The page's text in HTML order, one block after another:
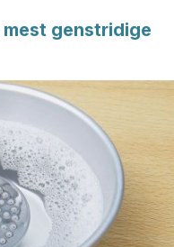
genstridige